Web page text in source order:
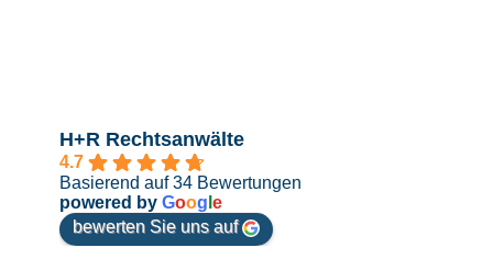
H+R Rechtsanwälte
4.7
Basierend auf 34 Bewertungen
powered by Goog e
bewerten Sie uns auf